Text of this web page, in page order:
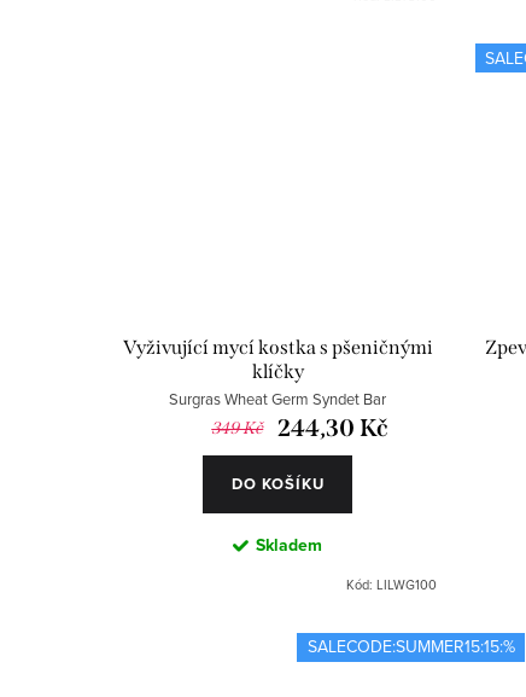
Vyživující mycí kostka s pšeničnými
klíčky
Surgras Wheat Germ Syndet Bar
349 Kč 244,30 Kč
DO KOŠÍKU
Skladem
Kód: LILWG100
SALECODE:SUMMER15:15:%